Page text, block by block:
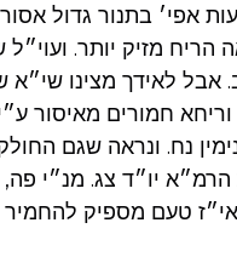
אפי׳ בתנור גדול אסור
מזיק יותר.
אבל לאידך מצינו שי״א
חמורים מאיסור
נח. ונראה שגם
יו״ד צג. מנ״י
טעם מספיק להחמיר